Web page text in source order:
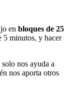
en bloques de 25
5 minutos, y hacer
solo nos ayuda a
nos aporta otros